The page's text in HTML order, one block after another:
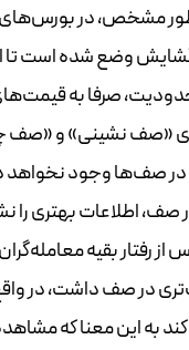
مشخص، در
وضع شده است تا
صرفا به
«صف نشینی» و «صف
صف‌ها وجود نخواهد
اطلاعات بهتری را
رفتار بقیه
در صف داشت، در واقع
به این معنا که